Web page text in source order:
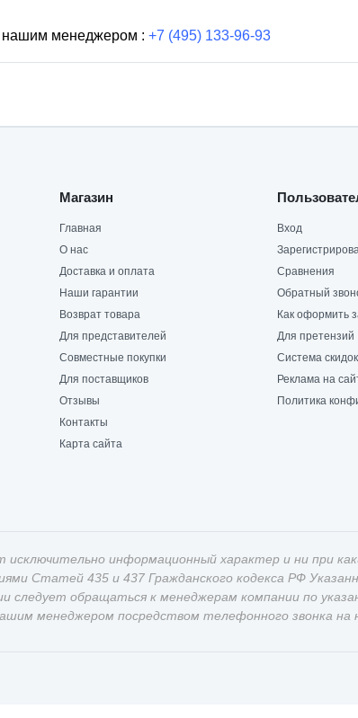
нашим менеджером : +7 (495) 133-96-93
Магазин
Главная
О нас
Доставка и оплата
Наши гарантии
Возврат товара
Для представителей
Совместные покупки
Для поставщиков
Отзывы
Контакты
Карта сайта
Вход
Сравнения
Обратный
Как оформить
Для претензий
Система скидок
Реклама на
Политика
информационный характер и ни при
Статей 435 и 437 Гражданского кодекса РФ
следует обращаться к менеджерам компании по
менеджером посредством телефонного звонка на